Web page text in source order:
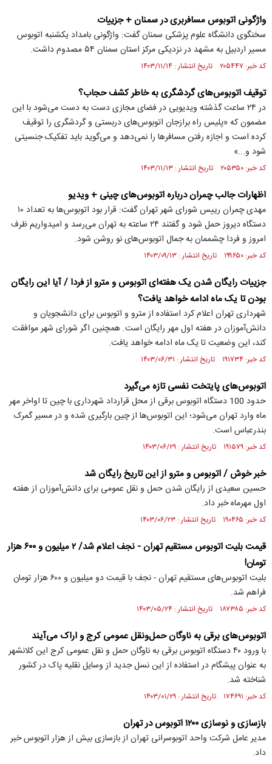
واژگونی اتوبوس مسافربری در سمنان + جزییات
سخنگوی دانشگاه علوم پزشکی سمنان گفت: واژگونی بامداد یکشنبه اتوبوس
مسیر اردبیل به مشهد در نزدیکی مرکز استان سمنان ۵۴ مصدوم داشت.
کد خبر: ۲۰۵۴۴۷ تاریخ انتشار : ۱۴۰۳/۱۱/۱۴
توقیف اتوبوس‌های گردشگری به خاطر کشف حجاب؟
در ۲۴ ساعت گذشته ویدیویی در فضای مجازی دست به دست می‌شود با این
مضمون که «پلیس راه برازجان اتوبوس‌های دربستی و گردشگری را توقیف
کرده است و اجازه رفتن مسافر‌ها را نمی‌دهد و می‌گوید باید تفکیک جنسیتی
شود و...»
کد خبر: ۲۰۵۳۵۰ تاریخ انتشار : ۱۴۰۳/۱۱/۱۳
اظهارات جالب چمران درباره اتوبوس‌های چینی + ویدیو
مهدی چمران رییس شورای شهر تهران گفت: قرار بود اتوبوس‌ها به تعداد ۱۰
دستگاه دیروز حمل شود و گفتند ۲۴ ساعته به تهران می‌رسد و امیدواریم ظرف
امروز و فردا چشممان به جمال اتوبوس‌های نو روشن شود.
کد خبر: ۱۹۹۶۵۰ تاریخ انتشار : ۱۴۰۳/۰۹/۱۳
جزییات رایگان شدن یک هفته‌ای اتوبوس و مترو از فردا / آیا این رایگان
بودن تا یک ماه ادامه خواهد یافت؟
شهرداری تهران اعلام کرد استفاده از مترو و اتوبوس برای دانشجویان و
دانش‌آموزان در هفته اول مهر رایگان است. همچنین اگر شورای شهر موافقت
کند، این وضعیت تا یک ماه ادامه خواهد یافت.
کد خبر: ۱۹۱۷۳۴ تاریخ انتشار : ۱۴۰۳/۰۶/۳۱
اتوبوس‌های پایتخت نفسی تازه می‌گیرد
حدود 100 دستگاه اتوبوس برقی از محل قرارداد شهرداری با چین تا اواخر مهر
ماه وارد تهران می‌شود؛ این اتوبوس‌ها از چین بارگیری شده و در مسیر گمرک
بندرعباس است.
کد خبر: ۱۹۱۵۷۹ تاریخ انتشار : ۱۴۰۳/۰۶/۲۹
خبر خوش / اتوبوس و مترو از این تاریخ رایگان شد
حسین سعیدی از رایگان شدن حمل و نقل عمومی برای دانش‌آموزان از هفته
اول مهرماه خبر داد.
کد خبر: ۱۹۰۴۶۵ تاریخ انتشار : ۱۴۰۳/۰۶/۲۳
قیمت بلیت اتوبوس مستقیم تهران - نجف اعلام شد/ ۲ میلیون و ۶۰۰ هزار
تومان!
بلیت اتوبوس‌های مستقیم تهران - نجف با قیمت دو میلیون و ۶۰۰ هزار تومان
فراهم شد.
کد خبر: ۱۸۷۳۸۵ تاریخ انتشار : ۱۴۰۳/۰۵/۲۴
اتوبوس‌های برقی به ناوگان حمل‌ونقل عمومی کرج و اراک می‌آیند
با ورود ۴۰ دستگاه اتوبوس برقی به ناوگان حمل و نقل عمومی کرج این کلانشهر
به عنوان پیشگام در استفاده از این نسل جدید از وسایل نقلیه پاک در کشور
شناخته شد.
کد خبر: ۱۷۴۶۹۱ تاریخ انتشار : ۱۴۰۳/۰۱/۲۹
بازسازی و نوسازی ۱۲۰۰ اتوبوس در تهران
مدیر عامل شرکت واحد اتوبوسرانی تهران از بازسازی بیش از هزار اتوبوس خبر
داد.